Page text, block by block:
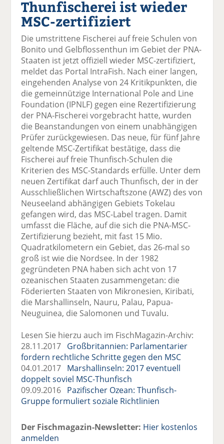
el
a
F
ac
e
b
o
o
k
te
il
e
n
el
t
tt
er
n
el
a
Li
n
k
e
di
n
te
il
e
n
el
p
E
m
ai
l
v
er
se
n
d
e
ck
e
n
Thunfischerei ist wieder
MSC-zertifiziert
Die umstrittene Fischerei auf freie Schulen von
Bonito und Gelbflossenthun im Gebiet der PNA-
Staaten ist jetzt offiziell wieder MSC-zertifiziert,
meldet das Portal IntraFish. Nach einer langen,
eingehenden Analyse von 24 Kritikpunkten, die
die gemeinnützige International Pole and Line
Foundation (IPNLF) gegen eine Rezertifizierung
der PNA-Fischerei vorgebracht hatte, wurden
die Beanstandungen von einem unabhängigen
Prüfer zurückgewiesen. Das neue, für fünf Jahre
geltende MSC-Zertifikat bestätige, dass die
Fischerei auf freie Thunfisch-Schulen die
Kriterien des MSC-Standards erfülle. Unter dem
neuen Zertifikat darf auch Thunfisch, der in der
Ausschließlichen Wirtschaftszone (AWZ) des von
Neuseeland abhängigen Gebiets Tokelau
gefangen wird, das MSC-Label tragen. Damit
umfasst die Fläche, auf die sich die PNA-MSC-
Zertifizierung bezieht, mit fast 15 Mio.
Quadratkilometern ein Gebiet, das 26-mal so
groß ist wie die Nordsee. In der 1982
gegründeten PNA haben sich acht von 17
ozeanischen Staaten zusammengetan: die
Föderierten Staaten von Mikronesien, Kiribati,
die Marshallinseln, Nauru, Palau, Papua-
Neuguinea, die Salomonen und Tuvalu.
Lesen Sie hierzu auch im FischMagazin-Archiv:
28.11.2017 Großbritannien: Parlamentarier
fordern rechtliche Schritte gegen den MSC
04.01.2017 Marshallinseln: 2017 eventuell
doppelt soviel MSC-Thunfisch
09.09.2016 Pazifischer Ozean: Thunfisch-
Gruppe formuliert soziale Richtlinien
Der Fischmagazin-Newsletter: Hier kostenlos
anmelden